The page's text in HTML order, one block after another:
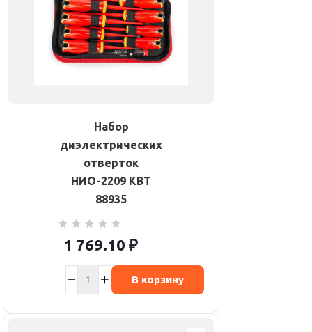
Набор
диэлектрических
отверток
НИО-2209 КВТ
88935
1 769.10 ₽
В корзину